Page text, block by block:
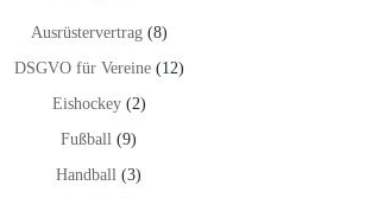
Ausrüstervertrag(8)
DSGVO für Vereine(12)
Eishockey(2)
Fußball (9)
Handball (3)